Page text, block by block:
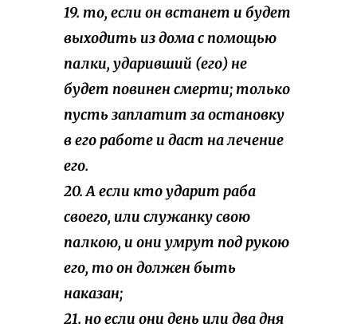
19. то, если он встанет и будет
выходить из дома с помощью
палки, ударивший (его) не
будет повинен смерти; только
пусть заплатит за остановку
в его работе и даст на лечение
его.
20. А если кто ударит раба
своего, или служанку свою
палкою, и они умрут под рукою
его, то он должен быть
наказан;
21. но если они день или два дня